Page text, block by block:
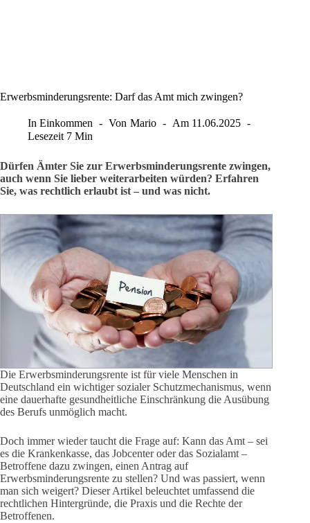
Erwerbsminderungsrente: Darf das Amt mich zwingen?
In Einkommen Von Mario Am 11.06.2025
Lesezeit 7 Min
Dürfen Ämter Sie zur Erwerbsminderungsrente zwingen,
auch wenn Sie lieber weiterarbeiten würden? Erfahren
Sie, was rechtlich erlaubt ist – und was nicht.
Die Erwerbsminderungsrente ist für viele Menschen in
Deutschland ein wichtiger sozialer Schutzmechanismus, wenn
eine dauerhafte gesundheitliche Einschränkung die Ausübung
des Berufs unmöglich macht.
Doch immer wieder taucht die Frage auf: Kann das Amt – sei
es die Krankenkasse, das Jobcenter oder das Sozialamt –
Betroffene dazu zwingen, einen Antrag auf
Erwerbsminderungsrente zu stellen? Und was passiert, wenn
man sich weigert? Dieser Artikel beleuchtet umfassend die
rechtlichen Hintergründe, die Praxis und die Rechte der
Betroffenen.